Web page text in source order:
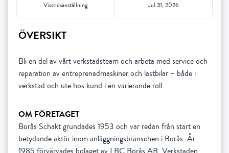
Visstidsanställning
Jul 31, 2026
ÖVERSIKT
Bli en del av vårt verkstadsteam och arbeta med service och
reparation av entreprenadmaskiner och lastbilar – både i
verkstad och ute hos kund i en varierande roll.
OM FÖRETAGET
Borås Schakt grundades 1953 och var redan från start en
betydande aktör inom anläggningsbranschen i Borås. År